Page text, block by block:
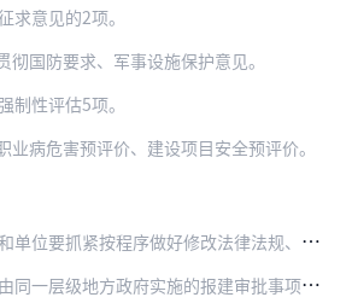
求意见的2项。
彻国防要求、军事设施保护意见。
制性评估5项。
业病危害预评价、建设项目安全预评价。
法规、部门规章和规范性文件，以及调整公布本部门、本单位报建审批事项清单工作。在简政放权的同时，要坚持放管结合、优化服务，…
批事项，纳入政务服务大厅或在线平台，实行“一口受理、并行办理、限时办结、统一答复”。严格遵循政务公开原则，强化宣传和舆论…